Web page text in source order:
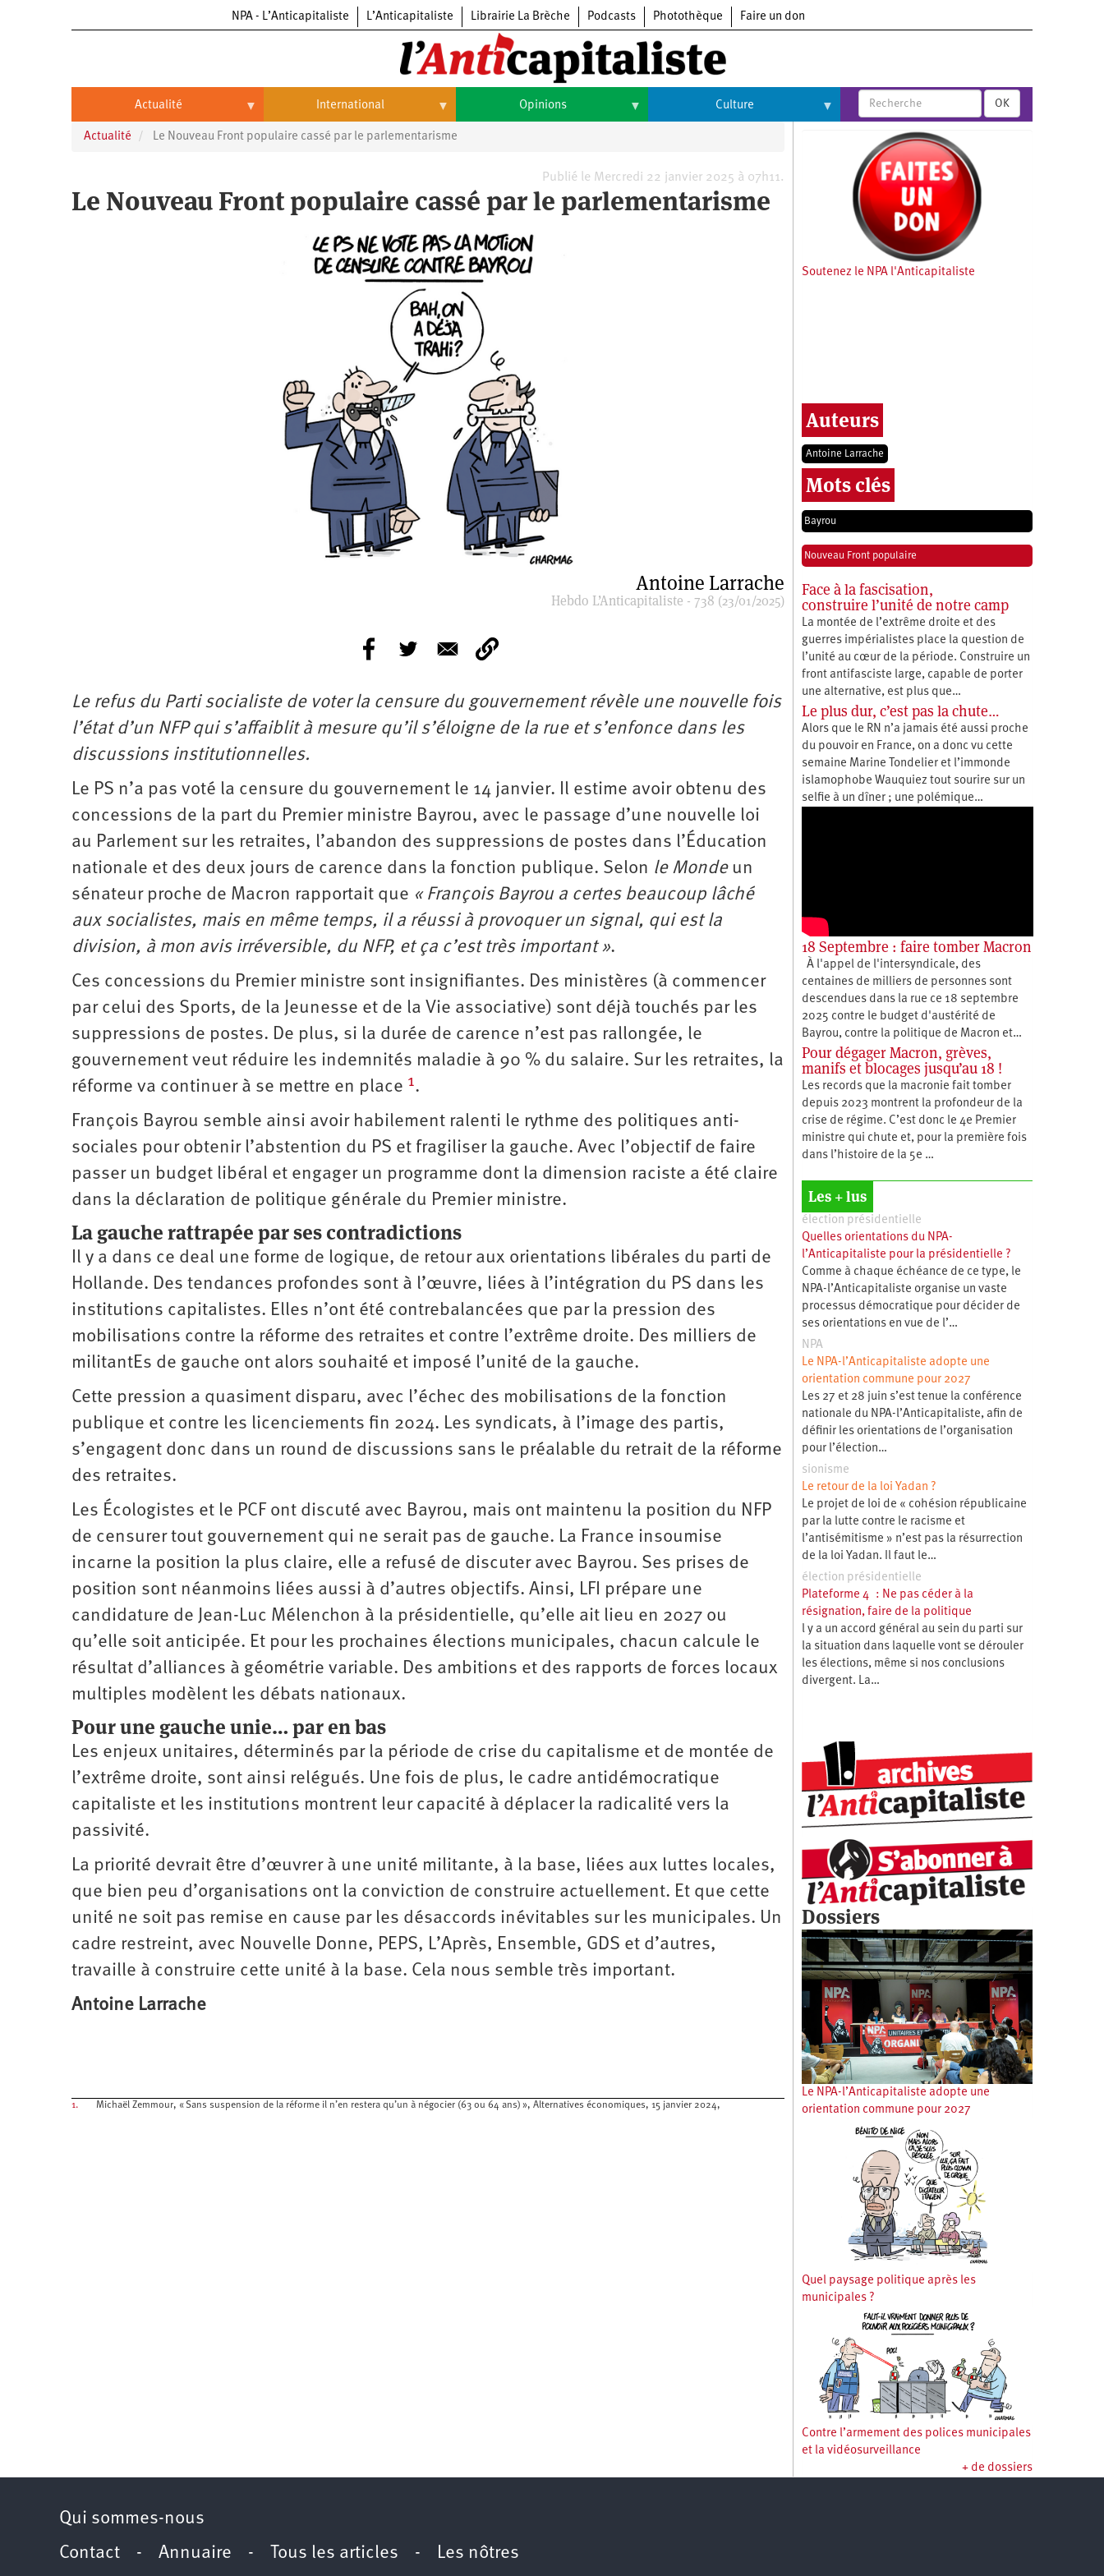
NPA - L’Anticapitaliste L’Anticapitaliste Librairie La Brèche Podcasts Photothèque Faire un don
Actualité
Actualité
Entreprises
International
International
Chine
États-
Continents
Amérique
du
Nord
Amérique
latine
Asie
Europe
Océanie
Opinions Culture
Arts
Cinéma
OK
Actualité Le Nouveau Front populaire cassé par le parlementarisme
Publié le Mercredi 22 janvier 2025 à 07h11.
Le Nouveau Front populaire cassé par le parlementarisme
Antoine Larrache
Hebdo L’Anticapitaliste - 738 (23/01/2025)
Le refus du Parti socialiste de voter la censure du gouvernement révèle une nouvelle fois
l’état d’un NFP qui s’affaiblit à mesure qu’il s’éloigne de la rue et s’enfonce dans les
discussions institutionnelles.
Le PS n’a pas voté la censure du gouvernement le 14 janvier. Il estime avoir obtenu des
concessions de la part du Premier ministre Bayrou, avec le passage d’une nouvelle loi
au Parlement sur les retraites, l’abandon des suppressions de postes dans l’Éducation
nationale et des deux jours de carence dans la fonction publique. Selon le Mondeun
sénateur proche de Macron rapportait que « François Bayrou a certes beaucoup lâché
aux socialistes, mais en même temps, il a réussi à provoquer un signal, qui est la
division, à mon avis irréversible, du NFP, et ça c’est très important ».
Ces concessions du Premier ministre sont insignifiantes. Des ministères (à commencer
par celui des Sports, de la Jeunesse et de la Vie associative) sont déjà touchés par les
suppressions de postes. De plus, si la durée de carence n’est pas rallongée, le
gouvernement veut réduire les indemnités maladie à 90 % du salaire. Sur les retraites, la
réforme va continuer à se mettre en place 1.
François Bayrou semble ainsi avoir habilement ralenti le rythme des politiques anti­
sociales pour obtenir l’abstention du PS et fragiliser la gauche. Avec l’objectif de faire
passer un budget libéral et engager un programme dont la dimension raciste a été claire
dans la déclaration de politique générale du Premier ministre.
La gauche rattrapée par ses contradictions
Il y a dans ce deal une forme de logique, de retour aux orientations libérales du parti de
Hollande. Des tendances profondes sont à l’œuvre, liées à l’intégration du PS dans les
institutions capitalistes. Elles n’ont été contrebalancées que par la pression des
mobilisations contre la réforme des retraites et contre l’extrême droite. Des milliers de
militantEs de gauche ont alors souhaité et imposé l’unité de la gauche.
Cette pression a quasiment disparu, avec l’échec des ­mobilisations de la fonction
publique et contre les licenciements fin 2024. Les syndicats, à l’image des partis,
s’engagent donc dans un round de discussions sans le préalable du retrait de la réforme
des retraites.
Les Écologistes et le PCF ont discuté avec Bayrou, mais ont maintenu la position du NFP
de censurer tout gouvernement qui ne serait pas de gauche. La France insoumise
incarne la position la plus claire, elle a refusé de discuter avec Bayrou. Ses prises de
position sont néanmoins liées aussi à d’autres objectifs. Ainsi, LFI prépare une
candidature de Jean-Luc Mélenchon à la présidentielle, qu’elle ait lieu en 2027 ou
qu’elle soit anticipée. Et pour les prochaines élections municipales, chacun calcule le
résultat d’alliances à géométrie variable. Des ambitions et des rapports de forces locaux
multiples modèlent les débats nationaux.
Pour une gauche unie… par en bas
Les enjeux unitaires, déterminés par la période de crise du capitalisme et de montée de
l’extrême droite, sont ainsi relégués. Une fois de plus, le cadre antidémocratique
capitaliste et les institutions montrent leur capacité à déplacer la radicalité vers la
passivité.
La priorité devrait être d’œuvrer à une unité militante, à la base, liées aux luttes locales,
que bien peu d’organisations ont la conviction de construire actuellement. Et que cette
unité ne soit pas remise en cause par les désaccords inévitables sur les municipales. Un
cadre restreint, avec Nouvelle Donne, PEPS, L’Après, Ensemble, GDS et d’autres,
travaille à construire cette unité à la base. Cela nous semble très important.
Antoine Larrache
1. Michaël Zemmour, « Sans suspension de la réforme il n’en restera qu’un à négocier (63 ou 64 ans) », Alternatives économiques, 15 janvier 2024,
Soutenez le NPA l'Anticapitaliste
Auteurs
Antoine Larrache
Mots clés
Bayrou
Nouveau Front populaire
Face à la fascisation,
construire l’unité de notre camp
La montée de l’extrême droite et des
guerres impérialistes place la question de
l’unité au cœur de la période. Construire un
front antifasciste large, capable de porter
une alternative, est plus que…
Le plus dur, c’est pas la chute…
Alors que le RN n’a jamais été aussi proche
du pouvoir en France, on a donc vu cette
semaine Marine Tondelier et l’immonde
islamophobe Wauquiez tout sourire sur un
selfie à un dîner ; une polémique…
18 Septembre : faire tomber Macron
À l'appel de l'intersyndicale, des
centaines de milliers de personnes sont
descendues dans la rue ce 18 septembre
2025 contre le budget d'austérité de
Bayrou, contre la politique de Macron et…
Pour dégager Macron, grèves,
manifs et blocages jusqu’au 18 !
Les records que la macronie fait tomber
depuis 2023 montrent la profondeur de la
crise de régime. C’est donc le 4e Premier
ministre qui chute et, pour la première fois
dans l’histoire de la 5e …
Les + lus
élection présidentielle
Quelles orientations du NPA-
l’Anticapitaliste pour la présidentielle ?
Comme à chaque échéance de ce type, le
NPA-l’Anticapitaliste organise un vaste
processus démocratique pour décider de
ses orientations en vue de l’…
NPA
Le NPA-l’Anticapitaliste adopte une
orientation commune pour 2027
Les 27 et 28 juin s’est tenue la conférence
nationale du NPA-l’Anticapitaliste, afin de
définir les orientations de l’organisation
pour l’élection…
sionisme
Le retour de la loi Yadan ?
Le projet de loi de « cohésion républicaine
par la lutte contre le racisme et
l’antisémitisme » n’est pas la résurrection
de la loi Yadan. Il faut le…
élection présidentielle
Plateforme 4 : Ne pas céder à la
résignation, faire de la politique
l y a un accord général au sein du parti sur
la situation dans laquelle vont se dérouler
les élections, même si nos conclusions
divergent. La…
Dossiers
Le NPA-l’Anticapitaliste adopte une
orientation commune pour 2027
Quel paysage politique après les
municipales ?
Contre l’armement des polices municipales
et la vidéosurveillance
+ de dossiers
Qui sommes-nous
Contact - Annuaire - Tous les articles - Les nôtres